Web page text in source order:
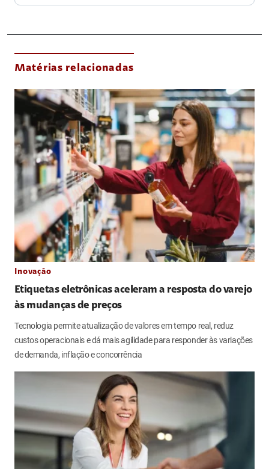
Matérias relacionadas
Inovação
Etiquetas eletrônicas aceleram a resposta do varejo
às mudanças de preços
Tecnologia permite atualização de valores em tempo real, reduz
custos operacionais e dá mais agilidade para responder às variações
de demanda, inflação e concorrência